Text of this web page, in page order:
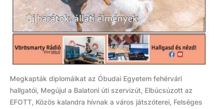
Megkapták diplomáikat az Óbudai Egyetem fehérvári
hallgatói, Megújul a Balatoni úti szervizút, Elbúcsúzott az
EFOTT, Közös kalandra hívnak a város játszóterei, Felséges